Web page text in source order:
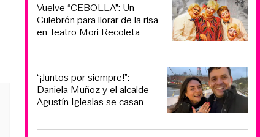
Vuelve “CEBOLLA”: Un
Culebrón para llorar de la risa
en Teatro Mori Recoleta
“¡Juntos por siempre!”:
Daniela Muñoz y el alcalde
Agustín Iglesias se casan